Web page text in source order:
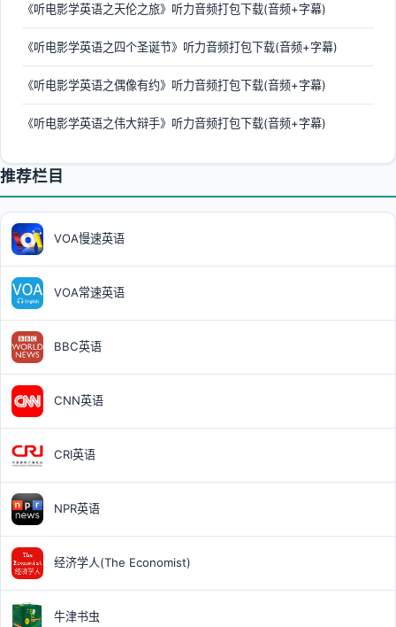
《听电影学英语之天伦之旅》听力音频打包下载(音频+字幕)
《听电影学英语之四个圣诞节》听力音频打包下载(音频+字幕)
《听电影学英语之偶像有约》听力音频打包下载(音频+字幕)
《听电影学英语之伟大辩手》听力音频打包下载(音频+字幕)
推荐栏目
VOA慢速英语
VOA常速英语
BBC英语
CNN英语
CRI英语
NPR英语
经济学人(The Economist)
牛津书虫